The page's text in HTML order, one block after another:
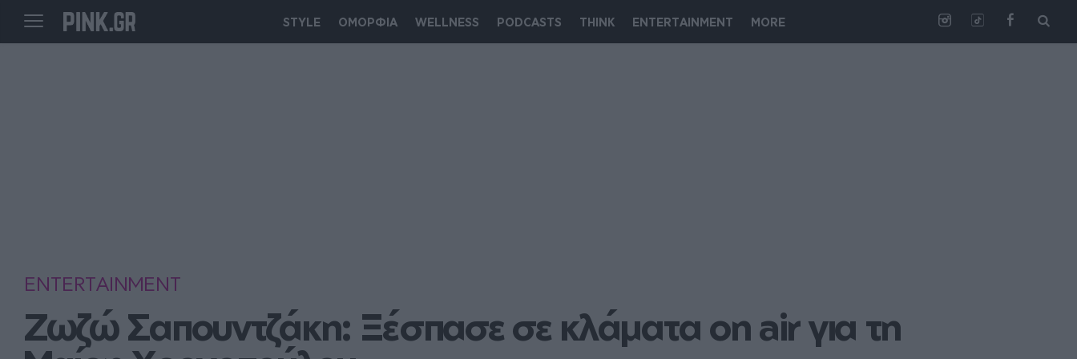
STYLE ΟΜΟΡΦΙΑ WELLNESS PODCASTS THINK ENTERTAINMENT MORE
ENTERTAINMENT
Ζωζώ Σαπουντζάκη: Ξέσπασε σε κλάματα on air για τη